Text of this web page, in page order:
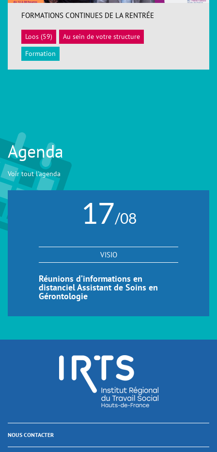
ACCÉDER
FORMATIONS CONTINUES DE LA RENTRÉE
Loos (59)
Au sein de votre structure
Formation
Agenda
Voir tout l'agenda
17/08
VISIO
Réunions d’informations en
distanciel Assistant de Soins en
Gérontologie
NOUS CONTACTER